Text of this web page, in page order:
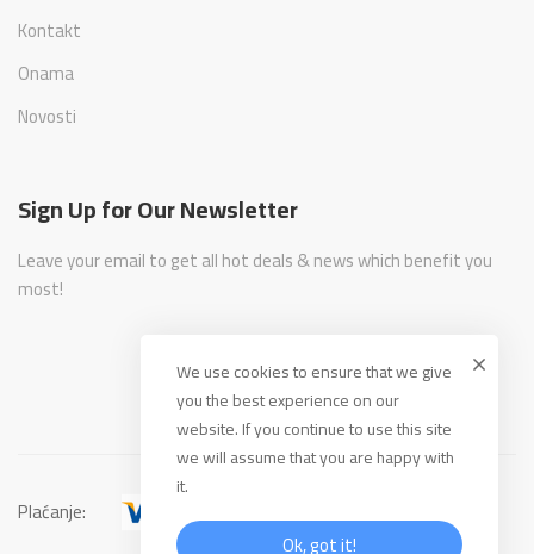
Kontakt
Onama
Novosti
Sign Up for Our Newsletter
Leave your email to get all hot deals & news which benefit you
most!
Plaćanje:
We use cookies to ensure that we give
you the best experience on our
website. If you continue to use this site
we will assume that you are happy with
it.
Ok, got it!